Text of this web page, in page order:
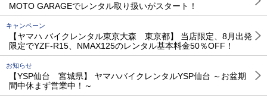
MOTO GARAGEでレンタル取り扱いがスタート！
キャンペーン
【ヤマハ バイクレンタル東京大森 東京都】 当店限定、8月出発
限定でYZF-R15、NMAX125のレンタル基本料金50％OFF！
お知らせ
【YSP仙台 宮城県】 ヤマハバイクレンタルYSP仙台 ～お盆期
間中休まず営業中！～